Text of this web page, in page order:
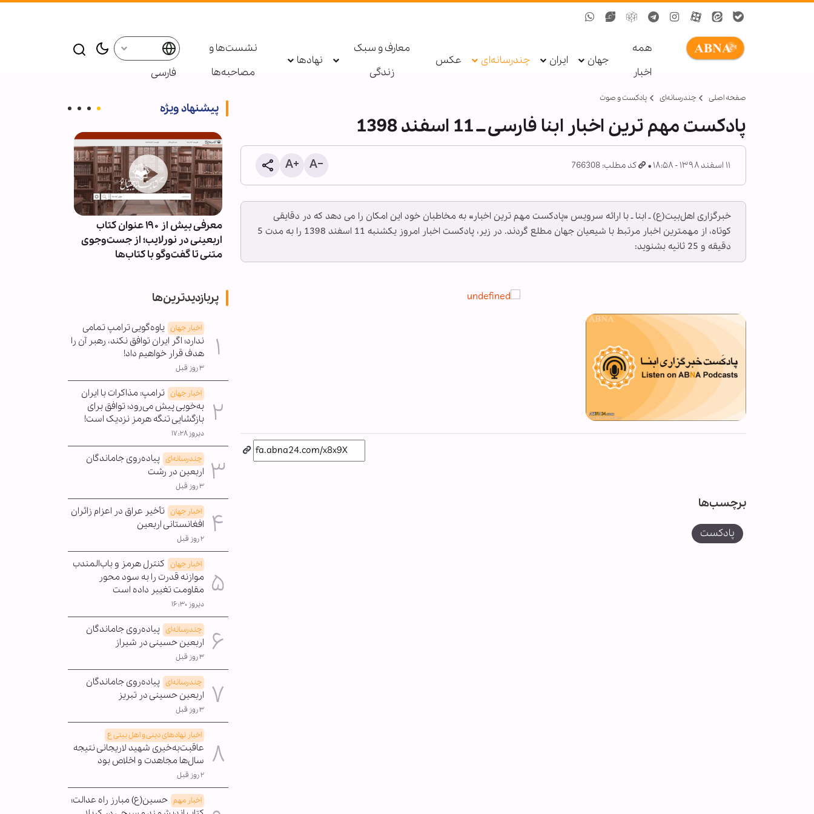
همه
اخبار
جهان ایران چندرسانه‌ای عکس
معارف و سبک
زندگی
نهادها
نشست‌ها و
مصاحبه‌ها
فارسی
صفحه اصلی چندرسانه‌ای پادکست و صوت
پادکست مهم ترین اخبار ابنا فارسی ــ 11 اسفند 1398
۱۱ اسفند ۱۳۹۸ - ۱۸:۵۸ کد مطلب: 766308
خبرگزاری اهل‌بیت(ع) ـ ابنا ـ با ارائه سرویس «پادکست مهم ترین اخبار» به مخاطبان خود این امکان را می دهد که در دقایقی
کوتاه، از مهمترین اخبار مرتبط با شیعیان جهان مطلع گردند. در زیر، پادکست اخبار امروز یکشنبه 11 اسفند 1398 را به مدت 5
دقیقه و 25 ثانیه بشنوید:
برچسب‌ها
پادکست
پیشنهاد ویژه
دستگیری عامل توهین به زائران
اربعین در فضای مجازی توسط
معرفی بیش از ۱۹۰ عنوان کتاب
اربعینی در نورلایب؛ از جست‌وجوی
متنی تا گفت‌وگو با کتاب‌ها
پربازدیدترین‌ها
اخبار جهان یاوه‌گویی ترامپ تمامی
ندارد؛ اگر ایران توافق نکند، رهبر آن را
هدف قرار خواهیم داد!
۳ روز قبل
اخبار جهان ترامپ: مذاکرات با ایران
به‌خوبی پیش می‌رود؛ توافق برای
بازگشایی تنگه هرمز نزدیک است!
دیروز ۱۷:۲۸
چندرسانه‌ای پیاده‌روی جاماندگان
اربعین در رشت
۳ روز قبل
اخبار جهان تأخیر عراق در اعزام زائران
افغانستانی اربعین
۲ روز قبل
اخبار جهان کنترل هرمز و باب‌المندب
موازنه قدرت را به سود محور
مقاومت تغییر داده است
دیروز ۱۶:۳۰
چندرسانه‌ای پیاده‌روی جاماندگان
اربعین حسینی در شیراز
۳ روز قبل
چندرسانه‌ای پیاده‌روی جاماندگان
اربعین حسینی در تبریز
۳ روز قبل
اخبار نهادهای دینی و اهل بیتی ع
عاقبت‌به‌خیری شهید لاریجانی نتیجه
سال‌ها مجاهدت و اخلاص بود
۲ روز قبل
اخبار مهم حسین(ع) مبارز راه عدالت؛